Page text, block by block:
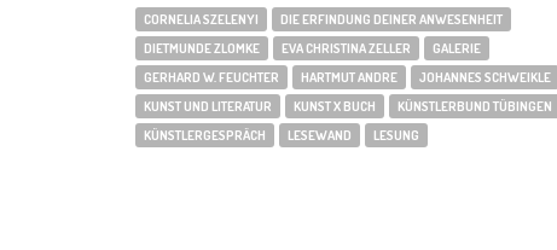
CORNELIA SZELENYI
DIE ERFINDUNG DEINER ANWESENHEIT
DIETMUNDE ZLOMKE
EVA CHRISTINA ZELLER
GALERIE
GERHARD W. FEUCHTER
HARTMUT ANDRE
JOHANNES SCHWEIKLE
KUNST UND LITERATUR
KUNST X BUCH
KÜNSTLERBUND TÜBINGEN
KÜNSTLERGESPRÄCH
LESEWAND LESUNG